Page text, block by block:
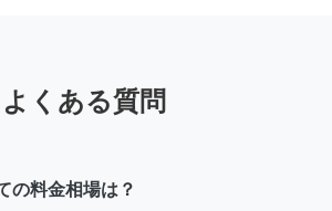
よくある質問
の料金相場は？